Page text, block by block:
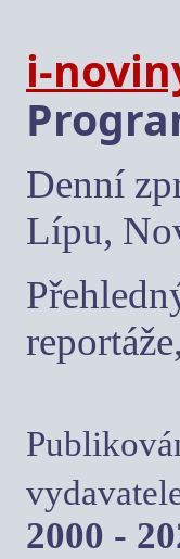
i-
Denní
Lípu,
2000 -